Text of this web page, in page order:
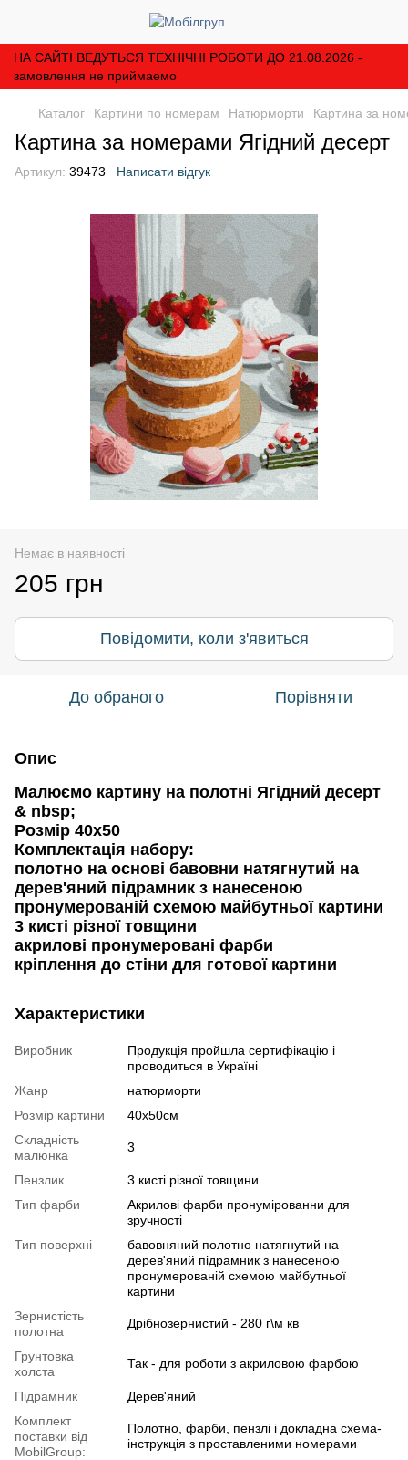
НА САЙТІ ВЕДУТЬСЯ ТЕХНІЧНІ РОБОТИ ДО 21.08.2026 -
замовлення не приймаемо
Каталог Картини по номерам Натюрморти Картина за
Картина за номерами Ягідний десерт
Артикул: 39473 Написати відгук
Немає в наявності
205 грн
Повідомити, коли з'явиться
До обраного Порівняти
Опис
Малюємо картину на полотні Ягідний десерт
& nbsp;
Розмір 40х50
Комплектація набору:
полотно на основі бавовни натягнутий на
дерев'яний підрамник з нанесеною
пронумерованій схемою майбутньої картини
3 кисті різної товщини
акрилові пронумеровані фарби
кріплення до стіни для готової картини
Характеристики
Виробник
Продукція пройшла сертифікацію і
проводиться в Україні
Жанр
натюрморти
Розмір картини
40x50см
Складність
малюнка
3
Пензлик
3 кисті різної товщини
Тип фарби
Акрилові фарби пронумірованни для
зручності
Тип поверхні
бавовняний полотно натягнутий на
дерев'яний підрамник з нанесеною
пронумерованій схемою майбутньої
картини
Зернистість
полотна
Дрібнозернистий - 280 г\м кв
Грунтовка
холста
Так - для роботи з акриловою фарбою
Підрамник
Дерев'яний
Комплект
поставки від
MobilGroup:
Полотно, фарби, пензлі і докладна схема-
інструкція з проставленими номерами